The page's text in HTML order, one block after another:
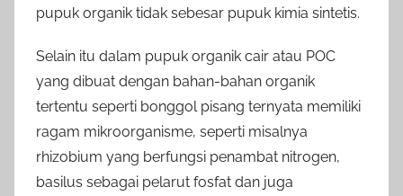
pupuk organik tidak sebesar pupuk kimia sintetis.
Selain itu dalam pupuk organik cair atau POC
yang dibuat dengan bahan-bahan organik
tertentu seperti bonggol pisang ternyata memiliki
ragam mikroorganisme, seperti misalnya
rhizobium yang berfungsi penambat nitrogen,
basilus sebagai pelarut fosfat dan juga